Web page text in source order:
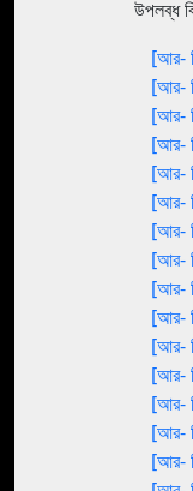
উপলব্ধ
[আর-
[আর-
[আর-
[আর-
[আর-
[আর-
[আর-
[আর-
[আর-
[আর-
[আর-
[আর-
[আর-
[আর-
[আর-